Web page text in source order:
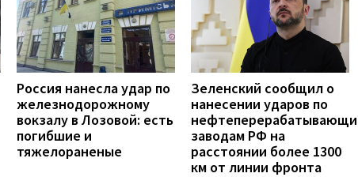
Россия нанесла удар по
железнодорожному
вокзалу в Лозовой: есть
погибшие и
тяжелораненые
Зеленский сообщил о
нанесении ударов по
нефтеперерабатывающим
заводам РФ на
расстоянии более 1300
км от линии фронта